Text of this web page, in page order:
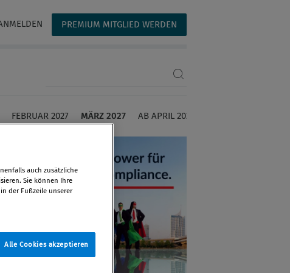
PREMIUM MITGLIED WERDEN
FEBRUAR 2027 MÄRZ 2027 AB APRIL 2027
auch zusätzliche
Sie können Ihre
in der Fußzeile unserer
Alle Cookies akzeptieren